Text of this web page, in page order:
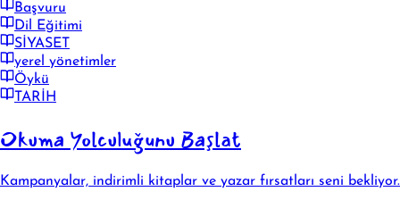
Başvuru
Dil Eğitimi
SİYASET
yerel yönetimler
Öykü
TARİH
Okuma Yolculuğunu Başlat
Kampanyalar, indirimli kitaplar ve yazar fırsatları seni bekliyor.